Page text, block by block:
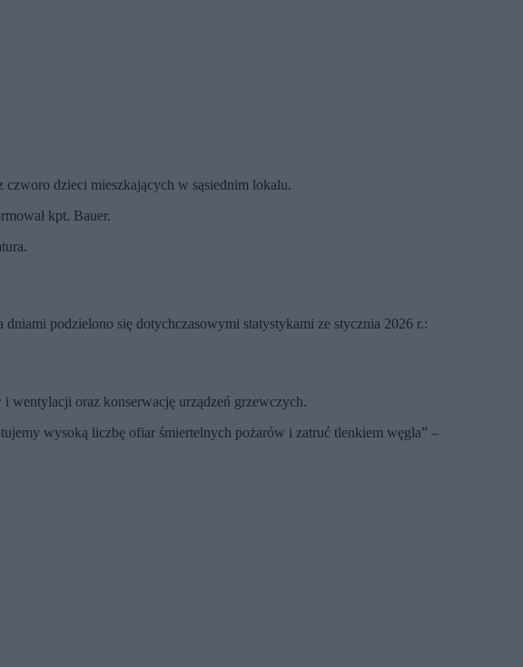
czworo dzieci mieszkających w sąsiednim lokalu.
kpt. Bauer.
podzielono się dotychczasowymi statystykami ze stycznia 2026 r.:
wentylacji oraz konserwację urządzeń grzewczych.
wysoką liczbę ofiar śmiertelnych pożarów i zatruć tlenkiem węgla” –